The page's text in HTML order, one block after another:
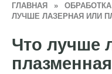
ГЛАВНАЯ »
ЛУЧШЕ ЛАЗЕРНАЯ ИЛИ
Что лучше